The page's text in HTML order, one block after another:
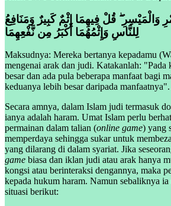
وَالْمَيْسِرِ ۖ قُلْ فِيهِمَا إِثْمٌ كَبِيرٌ وَمَنَافِعُ
لِلنَّاسِ وَإِثْمُهُمَا أَكْبَرُ مِن نَّفْعِهِمَا
Maksudnya: Mereka bertanya kepadamu
mengenai arak dan judi. Katakanlah: "Pada
besar dan ada pula beberapa manfaat bagi
keduanya lebih besar daripada manfaatnya".
Secara amnya, dalam Islam judi termasuk
ianya adalah haram. Umat Islam perlu
permainan dalam talian (online game) yang
memperdaya sehingga sukar untuk
yang dilarang di dalam syariat. Jika
game biasa dan iklan judi atau arak hanya
kongsi atau berinteraksi dengannya, maka
kepada hukum haram. Namun sebaliknya
situasi berikut: